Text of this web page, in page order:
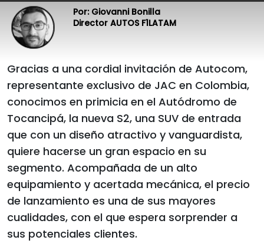
Por: Giovanni Bonilla
Director AUTOS F1LATAM
Gracias a una cordial invitación de Autocom,
representante exclusivo de JAC en Colombia,
conocimos en primicia en el Autódromo de
Tocancipá, la nueva S2, una SUV de entrada
que con un diseño atractivo y vanguardista,
quiere hacerse un gran espacio en su
segmento. Acompañada de un alto
equipamiento y acertada mecánica, el precio
de lanzamiento es una de sus mayores
cualidades, con el que espera sorprender a
sus potenciales clientes.